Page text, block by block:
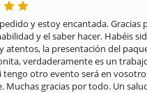
Gracias por la
Habéis sido
del paquete es
es un trabajo hecho con
será en vosotros en los
todo. Un saludo